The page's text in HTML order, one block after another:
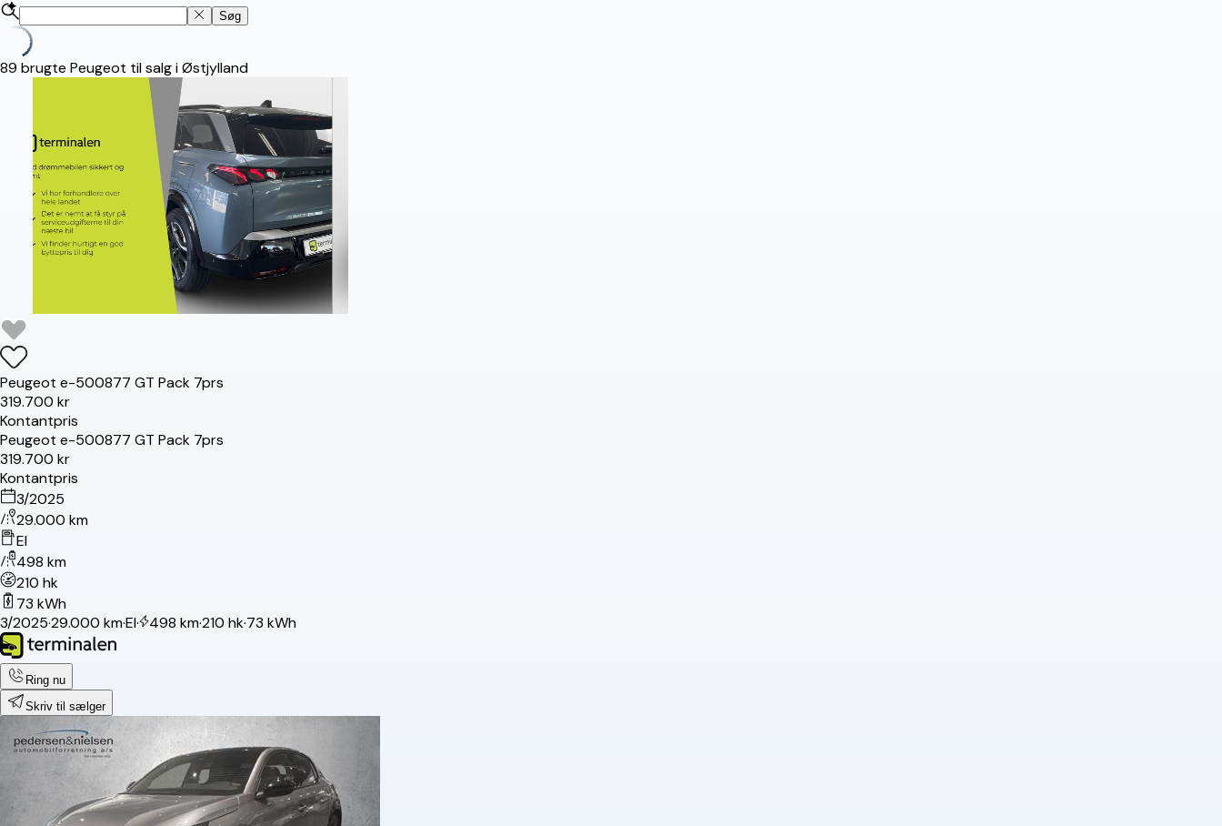
Søg
89 brugte Peugeot til salg i Østjylland
Peugeot e-500877 GT Pack 7prs
319.700 kr
Kontantpris
Peugeot e-500877 GT Pack 7prs
319.700 kr
Kontantpris
3/2025
29.000 km
El
498 km
210 hk
73 kWh
3/2025·29.000 km·El· 498 km·210 hk·73 kWh
Ring nu
Skriv til sælger